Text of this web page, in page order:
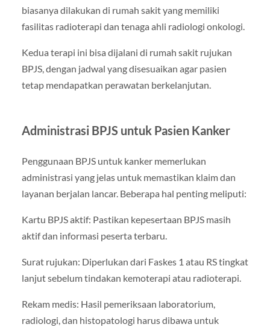
biasanya dilakukan di rumah sakit yang memiliki
fasilitas radioterapi dan tenaga ahli radiologi onkologi.
Kedua terapi ini bisa dijalani di rumah sakit rujukan
BPJS, dengan jadwal yang disesuaikan agar pasien
tetap mendapatkan perawatan berkelanjutan.
Administrasi BPJS untuk Pasien Kanker
Penggunaan BPJS untuk kanker memerlukan
administrasi yang jelas untuk memastikan klaim dan
layanan berjalan lancar. Beberapa hal penting meliputi:
Kartu BPJS aktif: Pastikan kepesertaan BPJS masih
aktif dan informasi peserta terbaru.
Surat rujukan: Diperlukan dari Faskes 1 atau RS tingkat
lanjut sebelum tindakan kemoterapi atau radioterapi.
Rekam medis: Hasil pemeriksaan laboratorium,
radiologi, dan histopatologi harus dibawa untuk